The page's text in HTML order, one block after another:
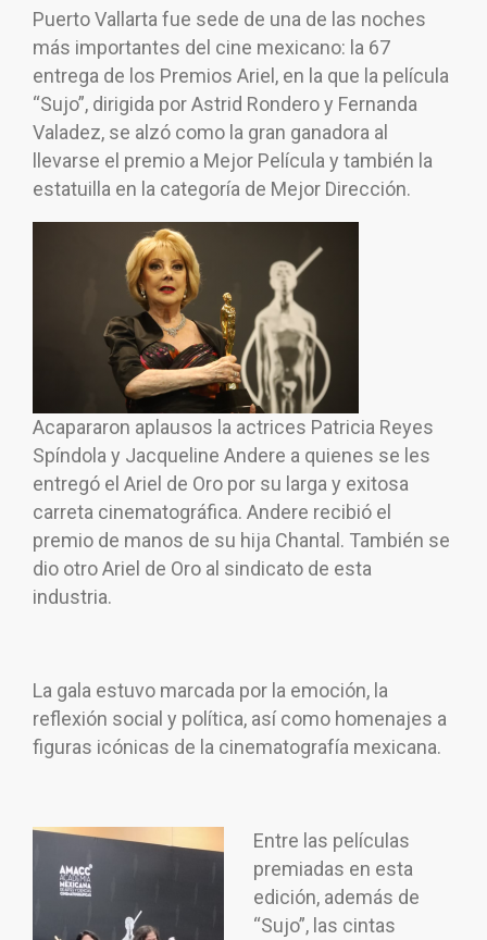
Puerto Vallarta fue sede de una de las noches
más importantes del cine mexicano: la 67
entrega de los Premios Ariel, en la que la película
“Sujo”, dirigida por Astrid Rondero y Fernanda
Valadez, se alzó como la gran ganadora al
llevarse el premio a Mejor Película y también la
estatuilla en la categoría de Mejor Dirección.
Acapararon aplausos la actrices Patricia Reyes
Spíndola y Jacqueline Andere a quienes se les
entregó el Ariel de Oro por su larga y exitosa
carreta cinematográfica. Andere recibió el
premio de manos de su hija Chantal. También se
dio otro Ariel de Oro al sindicato de esta
industria.
La gala estuvo marcada por la emoción, la
reflexión social y política, así como homenajes a
figuras icónicas de la cinematografía mexicana.
Entre las películas
premiadas en esta
edición, además de
“Sujo”, las cintas